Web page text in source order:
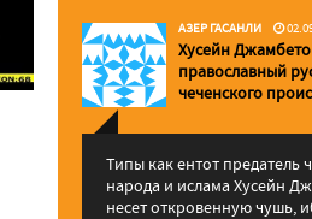
АЗЕР ГАСАНЛИ
Хусейн
православный
чеченского
Типы как ентот предатель
народа и ислама Хусейн
несет откровенную чушь,